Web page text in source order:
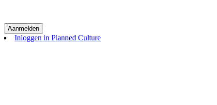
Aanmelden
Inloggen in Planned Culture